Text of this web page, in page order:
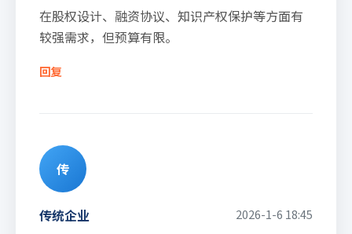
在股权设计、融资协议、知识产权保护等方面有
较强需求，但预算有限。
回复
传
传统企业 2026-1-6 18:45